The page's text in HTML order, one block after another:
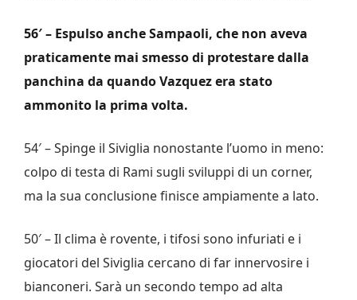
56′ – Espulso anche Sampaoli, che non aveva
praticamente mai smesso di protestare dalla
panchina da quando Vazquez era stato
ammonito la prima volta.
54′ – Spinge il Siviglia nonostante l’uomo in meno:
colpo di testa di Rami sugli sviluppi di un corner,
ma la sua conclusione finisce ampiamente a lato.
50′ – Il clima è rovente, i tifosi sono infuriati e i
giocatori del Siviglia cercano di far innervosire i
bianconeri. Sarà un secondo tempo ad alta